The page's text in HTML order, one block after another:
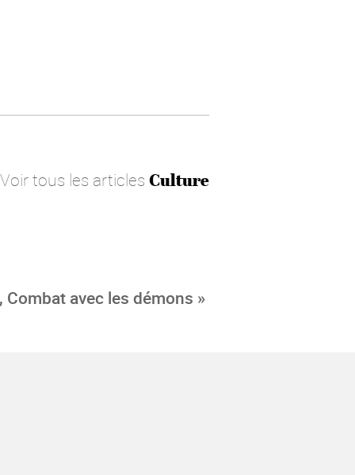
Voir tous les articles Culture
Combat avec les démons »